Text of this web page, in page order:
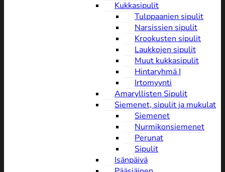
Kukkasipulit
Tulppaanien sipulit
Narsissien sipulit
Krookusten sipulit
Laukkojen sipulit
Muut kukkasipulit
Hintaryhmä I
Irtomyynti
Amaryllisten Sipulit
Siemenet, sipulit ja mukulat
Siemenet
Nurmikonsiemenet
Perunat
Sipulit
Isänpäivä